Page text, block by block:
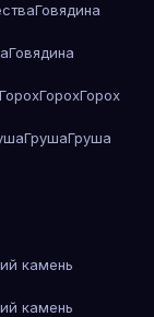
Говядина
Говядина
ГорохГорохГорох
ГрушаГруша
камень
камень